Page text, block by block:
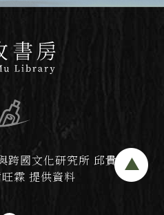
跨國文化研究所 邱貴芬教
霖 提供資料